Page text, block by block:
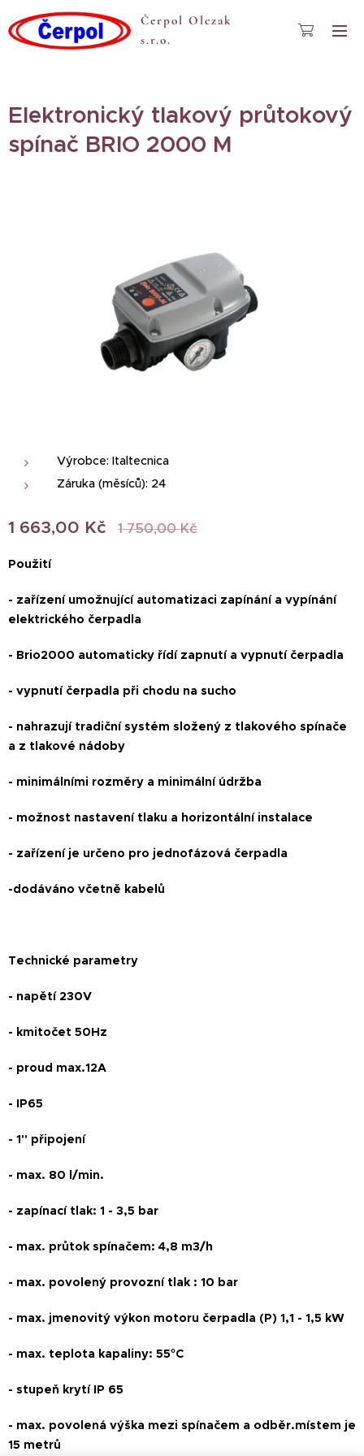
Čerpol Olczak
s.r.o.
Elektronický tlakový průtokový
spínač BRIO 2000 M
Výrobce: Italtecnica
Záruka (měsíců): 24
1 663,00 Kč 1 750,00Kč
Použití
- zařízení umožnující automatizaci zapínání a vypínání
elektrického čerpadla
- Brio2000 automaticky řídí zapnutí a vypnutí čerpadla
- vypnutí čerpadla při chodu na sucho
- nahrazují tradiční systém složený z tlakového spínače
a z tlakové nádoby
- minimálními rozměry a minimální údržba
- možnost nastavení tlaku a horizontální instalace
- zařízení je určeno pro jednofázová čerpadla
-dodáváno včetně kabelů
Technické parametry
- napětí 230V
- kmitočet 50Hz
- proud max.12A
- IP65
- 1" připojení
- max. 80 l/min.
- zapínací tlak: 1 - 3,5 bar
- max. průtok spínačem: 4,8 m3/h
- max. povolený provozní tlak : 10 bar
- max. jmenovitý výkon motoru čerpadla (P) 1,1 - 1,5 kW
- max. teplota kapaliny: 55°C
- stupeň krytí IP 65
- max. povolená výška mezi spínačem a odběr.místem je
15 metrů